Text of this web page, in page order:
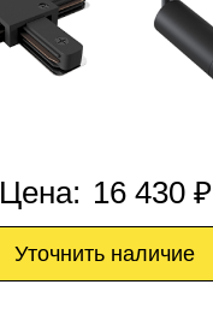
Цена: 16 430 ₽
Уточнить наличие